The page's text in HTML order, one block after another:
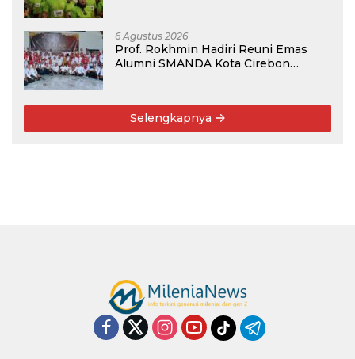
Guru Honorer
6 Agustus 2026
Prof. Rokhmin Hadiri Reuni Emas
Alumni SMANDA Kota Cirebon
Selengkapnya